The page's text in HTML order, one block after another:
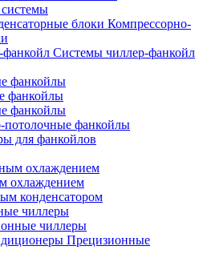
Компрессорно-
Системы чиллер-фанкойл
фанкойлы
фанкойлы
фанкойлы
потолочные фанкойлы
для фанкойлов
охлаждением
охлаждением
конденсатором
чиллеры
чиллеры
Прецизионные